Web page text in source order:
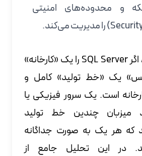
و محدوده‌های امنیتی
به عبارت ساده‌تر، اگر SQL Server را یک «کارخانه»
یک «خط تولید» کامل و
است. یک سرور فیزیکی یا
میزبان چندین خط تولید
که هر یک به صورت جداگانه
در این تحلیل جامع از